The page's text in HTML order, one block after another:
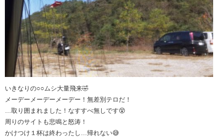
いきなりの○○ムシ大量飛来🤣
メーデーメーデーメーデー！無差別テロだ！
…取り囲まれました！なすすべ無しです😵
周りのサイトも悲鳴と怒涛！
かけつけ１杯は終わったし…帰れない😅